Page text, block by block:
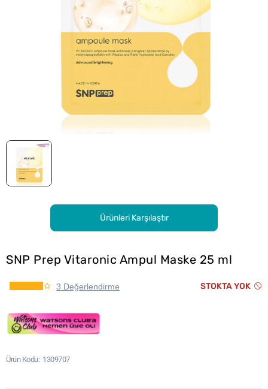
Ürünleri Karşılaştır
SNP Prep Vitaronic Ampul Maske 25 ml
3 Değerlendirme STOKTA YOK
Ürün Kodu 1309707